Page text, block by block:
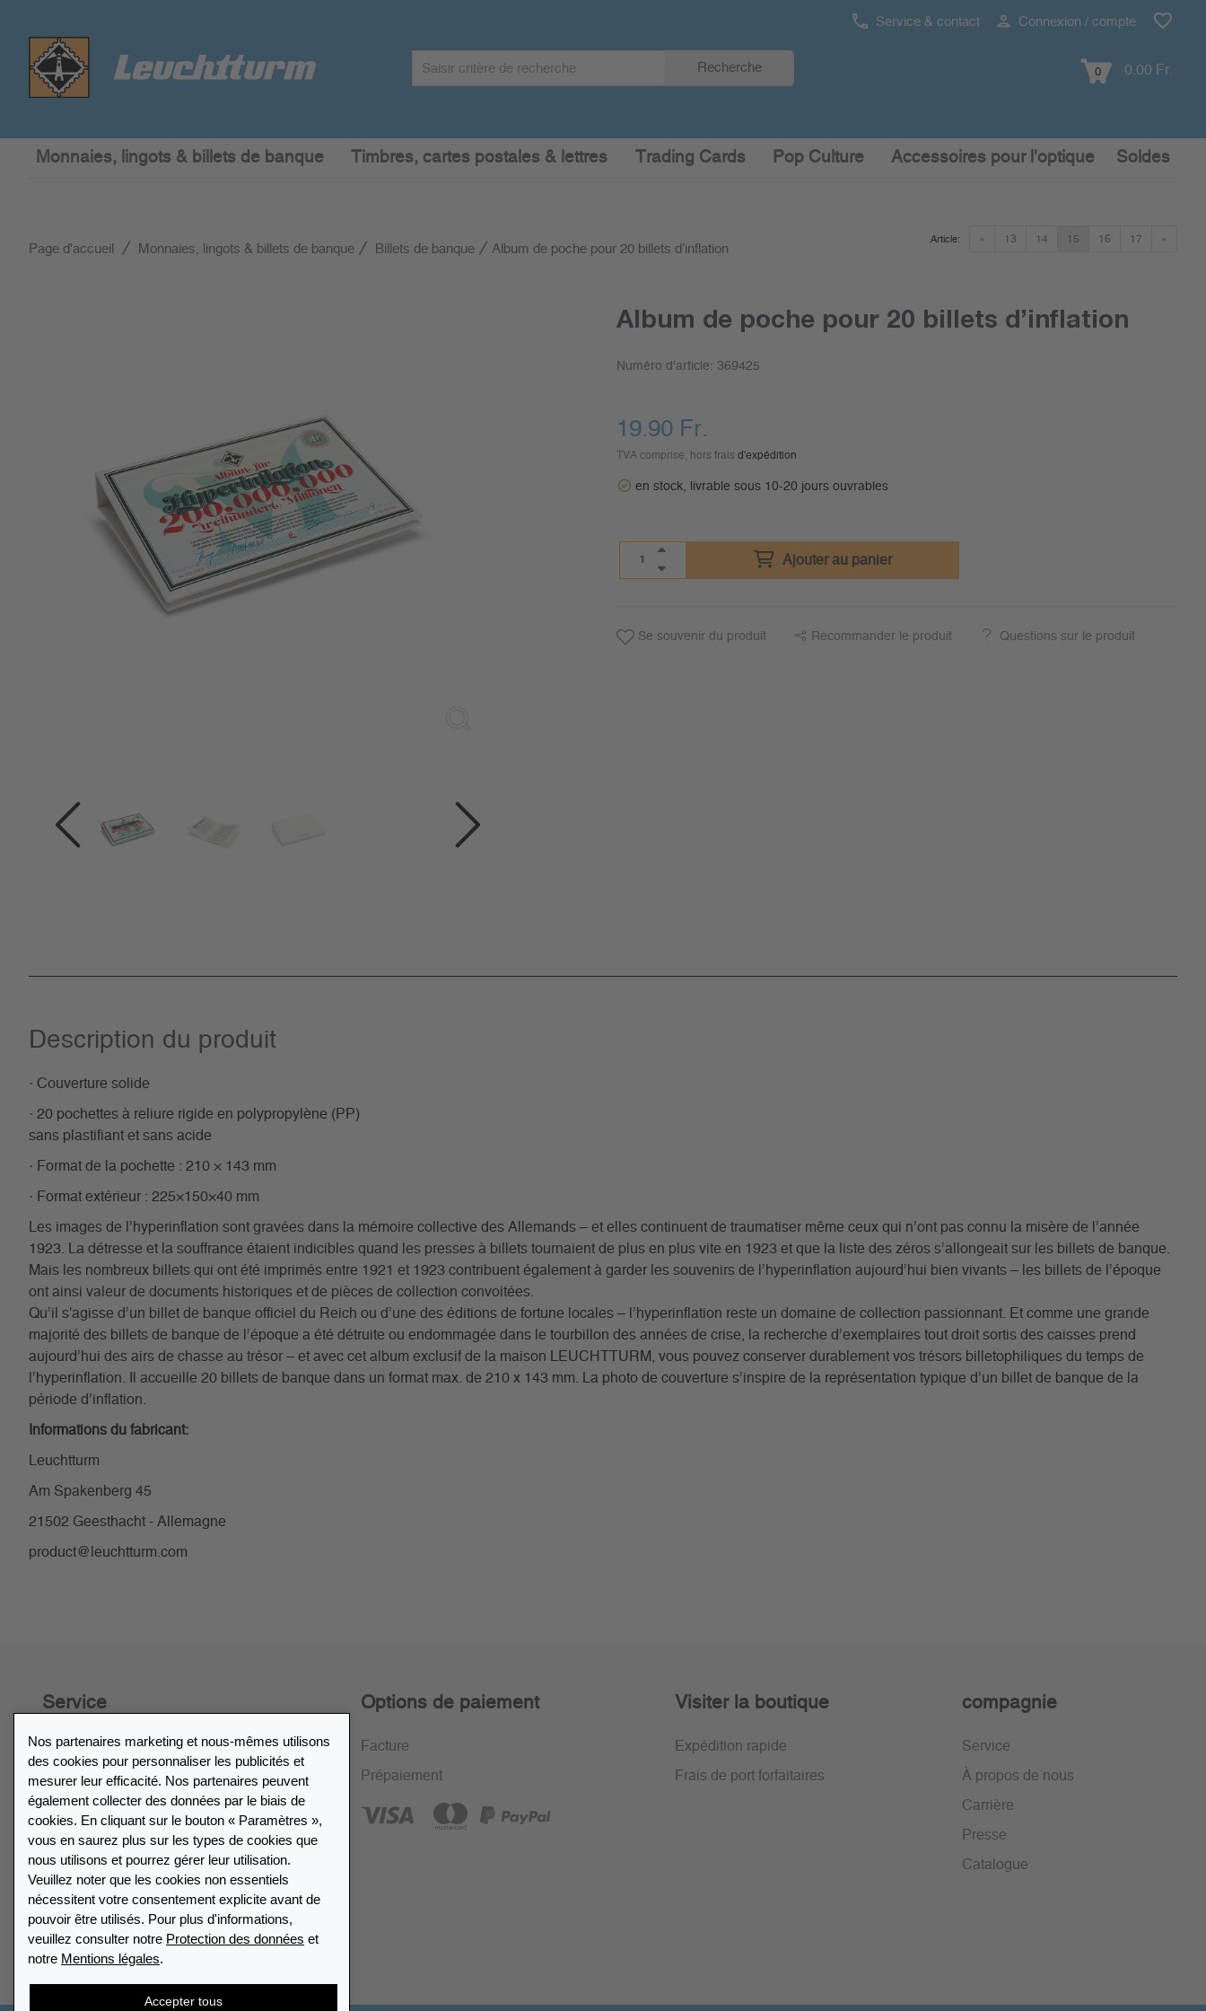
Service & contact Connexion / compte
Recherche 0 0.00 Fr.
Monnaies, lingots & billets de banque Timbres, cartes postales & lettres Trading Cards Pop Culture Accessoires pour l'optique Soldes
Page d'accueil Monnaies, lingots & billets de banque Billets de banque Album de poche pour 20 billets d’inflation
« 13 14 15 16 17 »
Article:
Album de poche pour 20 billets d’inflation
Numéro d'article: 369425
19.90 Fr.
TVA comprise, hors frais d'expédition
en stock, livrable sous 10-20 jours ouvrables
Ajouter au panier
Se souvenir du produit Recommander le produit Questions sur le produit
Description du­ produit
· Couverture solide
· 20 pochettes à reliure rigide en polypropylène (PP)
sans plastifiant et sans acide
· Format de la pochette : 210 × 143 mm
· Format extérieur : 225×150×40 mm
Les images de l’hyperinflation sont gravées dans la mémoire collective des Allemands – et elles continuent de traumatiser même ceux qui n’ont pas connu la misère de l’année
1923. La détresse et la souffrance étaient indicibles quand les presses à billets tournaient de plus en plus vite en 1923 et que la liste des zéros s’allongeait sur les billets de banque.
Mais les nombreux billets qui ont été imprimés entre 1921 et 1923 contribuent également à garder les souvenirs de l’hyperinflation aujourd’hui bien vivants – les billets de l’époque
ont ainsi valeur de documents historiques et de pièces de collection convoitées.
Qu’il s'agisse d’un billet de banque officiel du Reich ou d’une des éditions de fortune locales – l’hyperinflation reste un domaine de collection passionnant. Et comme une grande
majorité des billets de banque de l’époque a été détruite ou endommagée dans le tourbillon des années de crise, la recherche d’exemplaires tout droit sortis des caisses prend
aujourd’hui des airs de chasse au trésor – et avec cet album exclusif de la maison LEUCHTTURM, vous pouvez conserver durablement vos trésors billetophiliques du temps de
l’hyperinflation. Il accueille 20 billets de banque dans un format max. de 210 x 143 mm. La photo de couverture s’inspire de la représentation typique d’un billet de banque de la
période d’inflation.
Informations du fabricant:
Leuchtturm
Am Spakenberg 45
21502 Geesthacht - Allemagne
product@leuchtturm.com
Service
Politique de retour de 30 jours
Cryptage SSL
FAQ
Options de paiement
Facture
Prépaiement
Visiter la boutique
Expédition rapide
Frais de port forfaitaires
compagnie
Service
À propos de nous
Carrière
Presse
Catalogue
Répertoire des revendeurs
Trouver Leuchtturm
Nos partenaires marketing et nous-mêmes utilisons
des cookies pour personnaliser les publicités et
mesurer leur efficacité. Nos partenaires peuvent
également collecter des données par le biais de
cookies. En cliquant sur le bouton « Paramètres »,
vous en saurez plus sur les types de cookies que
nous utilisons et pourrez gérer leur utilisation.
Veuillez noter que les cookies non essentiels
nécessitent votre consentement explicite avant de
pouvoir être utilisés. Pour plus d'informations,
veuillez consulter notre Protection des données et
notre Mentions légales.
Accepter tous